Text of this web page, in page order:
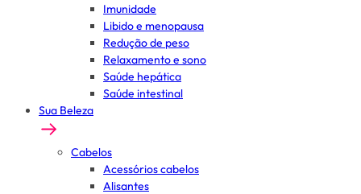
Imunidade
Libido e menopausa
Redução de peso
Relaxamento e sono
Saúde hepática
Saúde intestinal
Sua Beleza
Cabelos
Acessórios cabelos
Alisantes